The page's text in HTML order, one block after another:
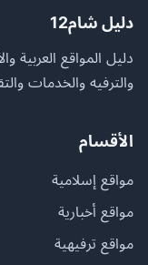
دليل شام12
دليل المواقع العربية
والترفيه والخدمات
الأقسام
مواقع إسلامية
مواقع أخبارية
مواقع ترفيهية